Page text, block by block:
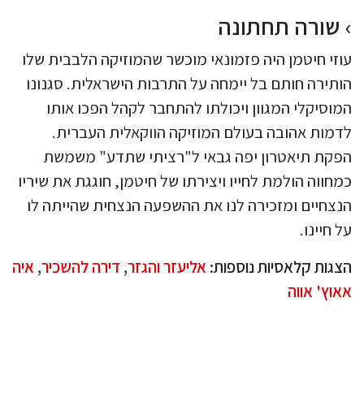
שורה תחתונה
עוזי חיטמן היה פזמונאי מוכשר שהמוזיקה הלבבית שלו
הותירה חותם בל יימחה על התרבות הישראלית. סגנונו
המוסיקלי המגוון ויכולתו להתחבר לקהל הפכו אותו
לדמות אהובה בעולם המוזיקה הווקאלית העברית.
הפקת תיאטרון יפה גבאי ל"רציתי שתדע" משמשת
כמחווה הולמת לחייו ויצירתו של חיטמן, חוגגת את שיריו
הנצחיים ומזכירה לנו את ההשפעה הנצחית שהייתה לו
על חיינו.
הצגות קלאסיות נוספות: אליעזר והגזר, דירה להשכיר, איה
אאוץ' אווה